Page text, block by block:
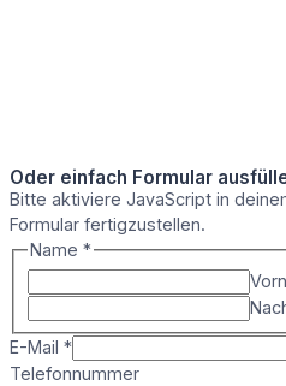
Oder einfach Formular
Bitte aktiviere JavaScript in
Formular fertigzustellen.
Name *
E-Mail *
Telefonnummer